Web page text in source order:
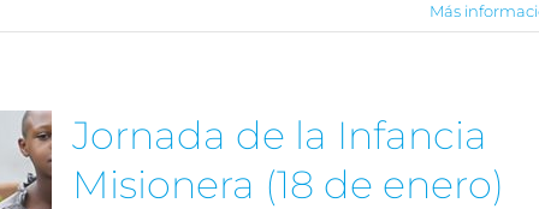
Más
Jornada de la Infancia
Misionera (18 de enero)